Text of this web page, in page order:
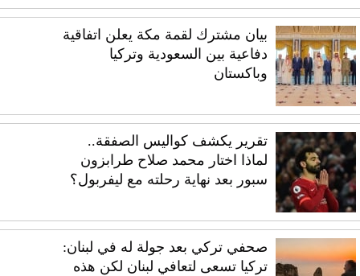
بيان مشترك لقمة مكة يعلن اتفاقية
دفاعية بين السعودية وتركيا
وباكستان
تقرير يكشف كواليس الصفقة..
لماذا اختار محمد صلاح طرابزون
سبور بعد نهاية رحلته مع ليفربول؟
صحفي تركي بعد جولة له في لبنان:
تركيا تسعى لتعافي لبنان لكن هذه